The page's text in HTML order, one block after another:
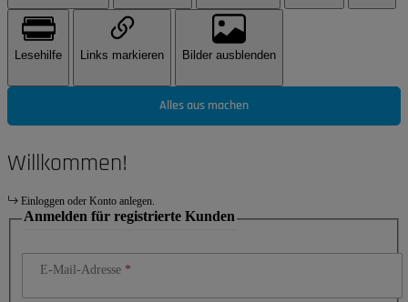
Lesehilfe Links markieren Bilder ausblenden
Alles aus machen
Willkommen!
Einloggen oder Konto anlegen.
Anmelden für registrierte Kunden
E-Mail-Adresse